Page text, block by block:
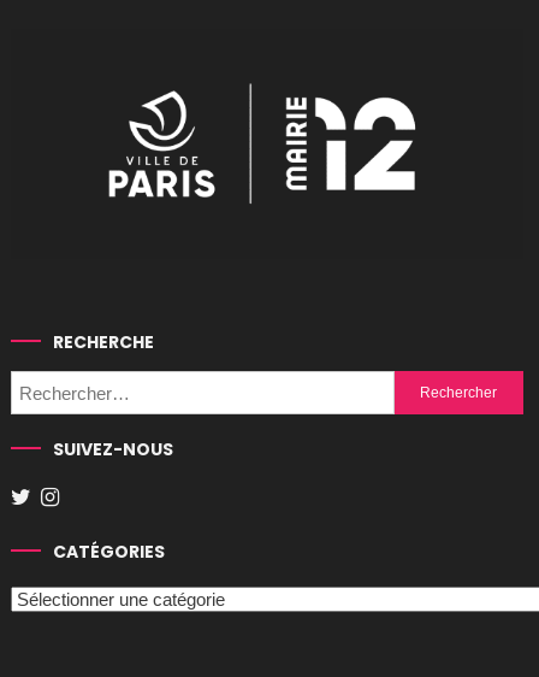
RECHERCHE
Rechercher :
SUIVEZ-NOUS
CATÉGORIES
Catégories